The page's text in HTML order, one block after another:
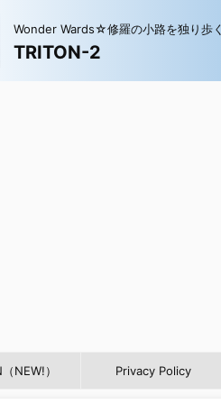
Wonder Wards☆修羅の小路を独り歩く
TRITON-2
NEW!） Privacy Policy